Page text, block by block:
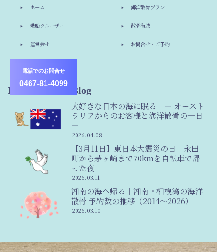
電話でのお問合せ
0467-81-4099
ホーム 海洋散骨プラン
乗船クルーザー 散骨海域
運営会社 お問合せ・ご予約
Information & Blog
大好きな日本の海に眠る ― オースト
ラリアからのお客様と海洋散骨の一日
―
2026.04.08
【3月11日】東日本大震災の日｜永田
町から茅ヶ崎まで70kmを自転車で帰
った夜
2026.03.11
湘南の海へ帰る｜湘南・相模湾の海洋
散骨 予約数の推移（2014〜2026）
2026.03.10